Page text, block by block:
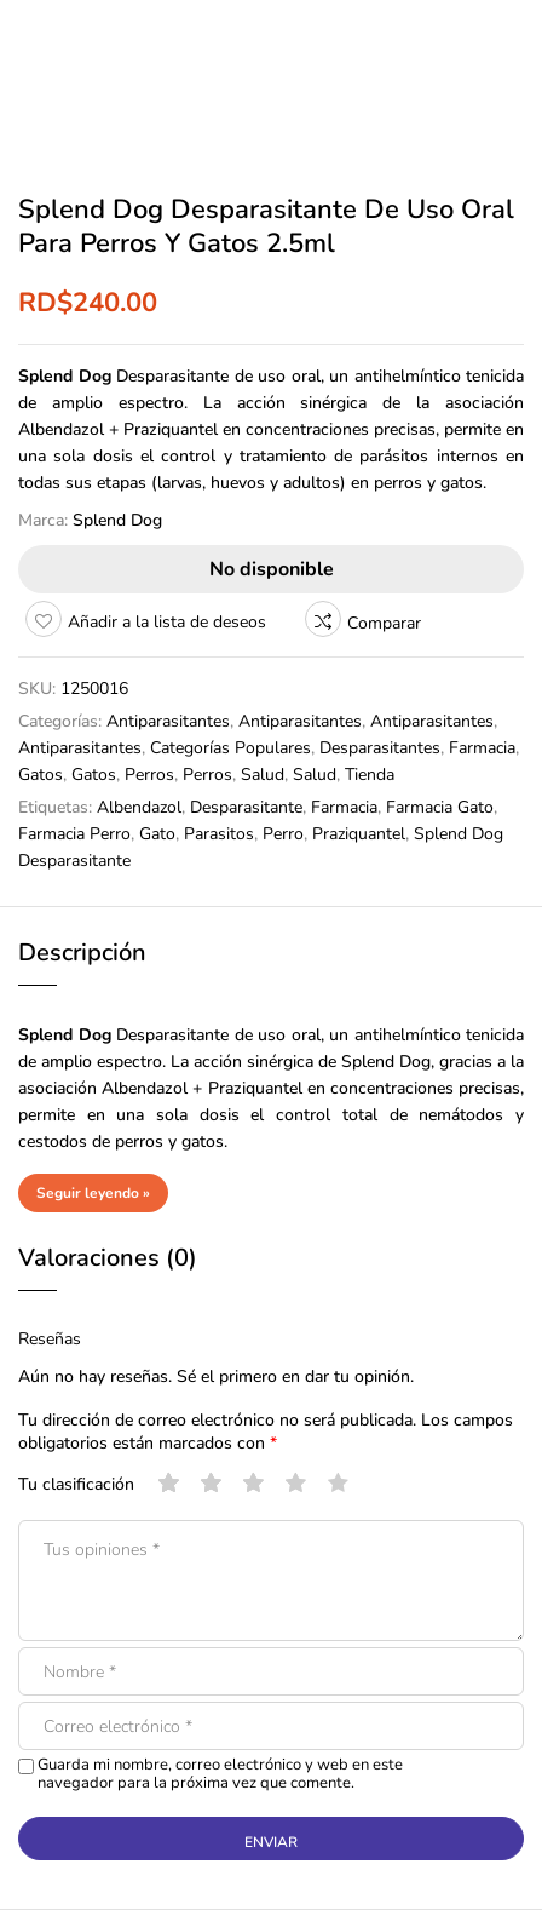
Splend Dog Desparasitante De Uso Oral
Para Perros Y Gatos 2.5ml
RD$240.00
Splend DogDesparasitante de uso oral, un antihelmíntico tenicida
de amplio espectro. La acción sinérgica de la asociación
Albendazol + Praziquantel en concentraciones precisas, permite en
una sola dosis el control y tratamiento de parásitos internos en
todas sus etapas (larvas, huevos y adultos) en perros y gatos.
Marca: Splend Dog
No disponible
Añadir a la lista de deseos Comparar
SKU: 1250016
Categorías: Antiparasitantes, Antiparasitantes, Antiparasitantes,
Antiparasitantes, Categorías Populares, Desparasitantes, Farmacia,
Gatos, Gatos, Perros, Perros, Salud, Salud, Tienda
Etiquetas: Albendazol, Desparasitante, Farmacia, Farmacia Gato,
Farmacia Perro, Gato, Parasitos, Perro, Praziquantel, Splend Dog
Desparasitante
Descripción
Splend DogDesparasitante de uso oral, un antihelmíntico tenicida
de amplio espectro. La acción sinérgica de Splend Dog, gracias a la
asociación Albendazol + Praziquantel en concentraciones precisas,
permite en una sola dosis el control total de nemátodos y
cestodos de perros y gatos.
Seguir leyendo »
Valoraciones (0)
Reseñas
Aún no hay reseñas. Sé el primero en dar tu opinión.
Tu dirección de correo electrónico no será publicada. Los campos
obligatorios están marcados con *
Tu clasificación
Guarda mi nombre, correo electrónico y web en este
navegador para la próxima vez que comente.